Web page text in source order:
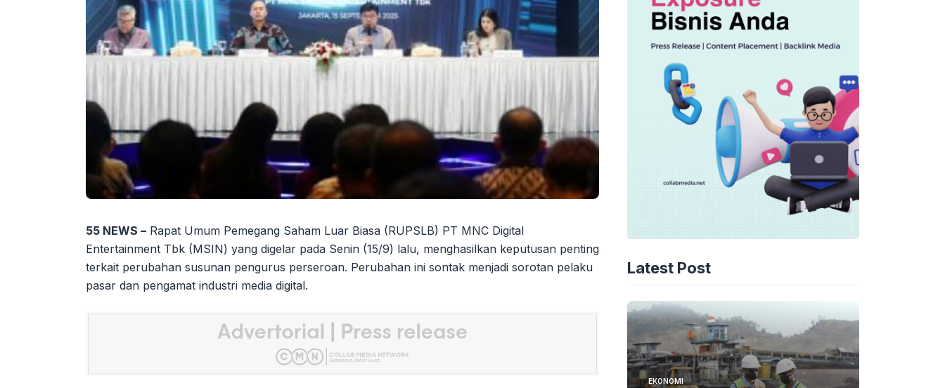
55 NEWS – Rapat Umum Pemegang Saham Luar Biasa (RUPSLB) PT MNC Digital
Entertainment Tbk (MSIN) yang digelar pada Senin (15/9) lalu, menghasilkan keputusan penting
terkait perubahan susunan pengurus perseroan. Perubahan ini sontak menjadi sorotan pelaku
pasar dan pengamat industri media digital.
Latest Post
EKONOMI